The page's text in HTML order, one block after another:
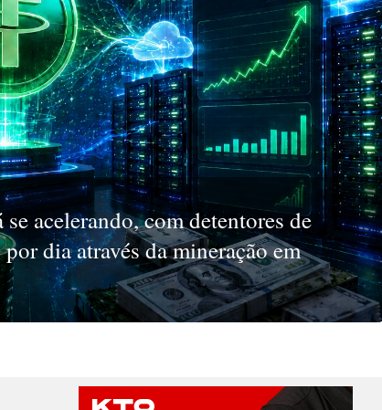
acelerando, com detentores de
dia através da mineração em